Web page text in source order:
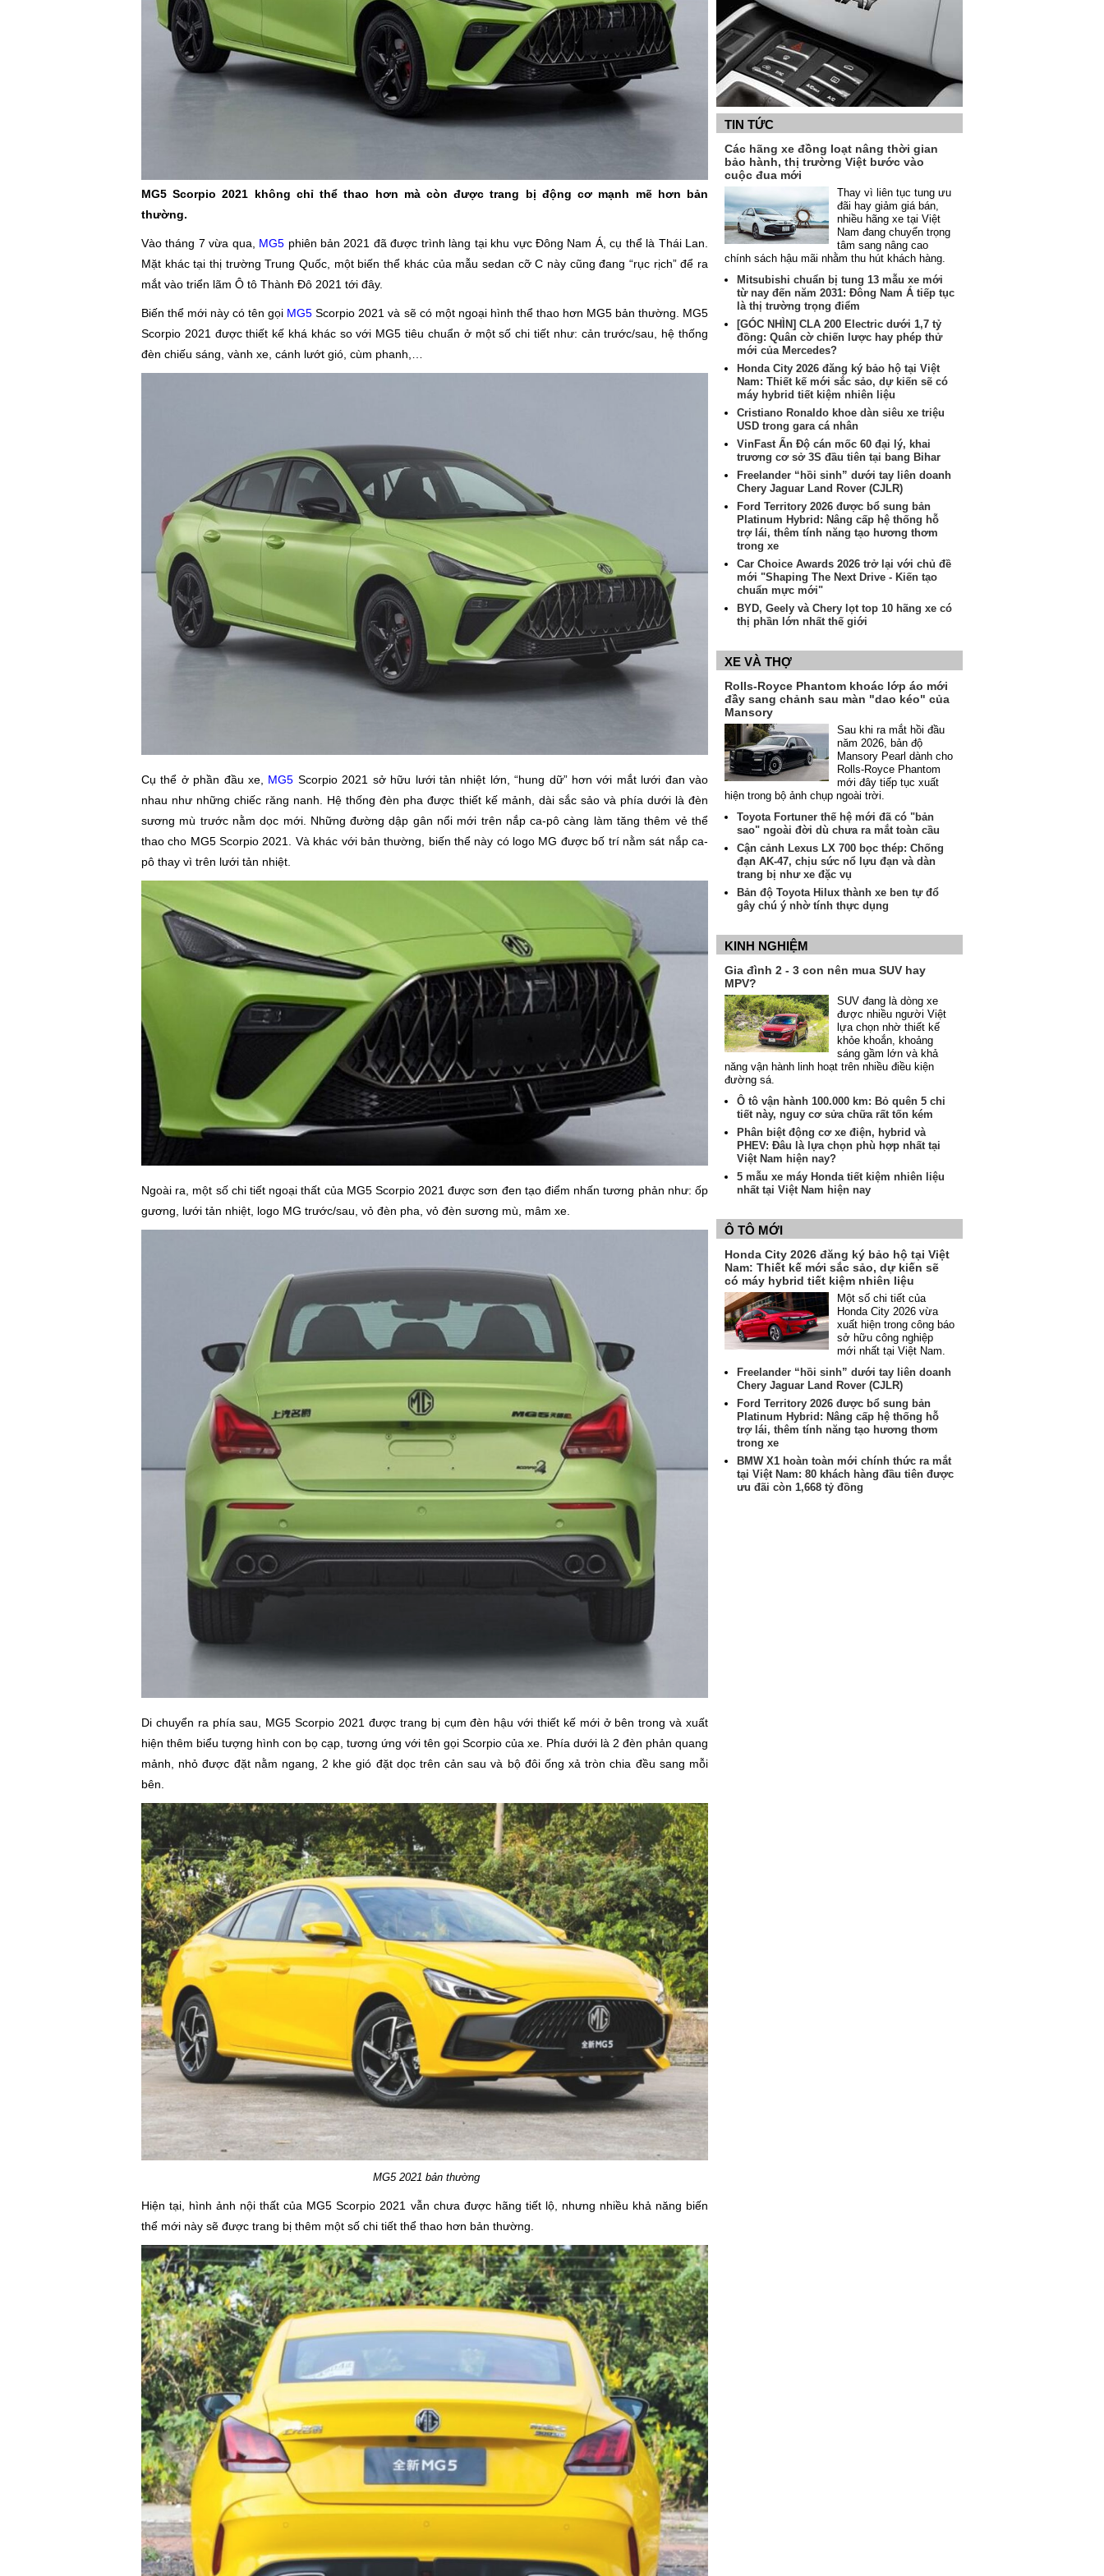
MG5 Scorpio 2021 không chỉ thể thao hơn mà còn được trang bị động cơ mạnh mẽ hơn bản
thường.
Vào tháng 7 vừa qua, MG5 phiên bản 2021 đã được trình làng tại khu vực Đông Nam Á, cụ thể là Thái Lan.
Mặt khác tại thị trường Trung Quốc, một biến thể khác của mẫu sedan cỡ C này cũng đang “rục rịch” để ra
mắt vào triển lãm Ô tô Thành Đô 2021 tới đây.
Biến thể mới này có tên gọi MG5 Scorpio 2021 và sẽ có một ngoại hình thể thao hơn MG5 bản thường. MG5
Scorpio 2021 được thiết kế khá khác so với MG5 tiêu chuẩn ở một số chi tiết như: cản trước/sau, hệ thống
đèn chiếu sáng, vành xe, cánh lướt gió, cùm phanh,…
Cụ thể ở phần đầu xe, MG5 Scorpio 2021 sở hữu lưới tản nhiệt lớn, “hung dữ” hơn với mắt lưới đan vào
nhau như những chiếc răng nanh. Hệ thống đèn pha được thiết kế mảnh, dài sắc sảo và phía dưới là đèn
sương mù trước nằm dọc mới. Những đường dập gân nổi mới trên nắp ca-pô càng làm tăng thêm vẻ thể
thao cho MG5 Scorpio 2021. Và khác với bản thường, biến thể này có logo MG được bố trí nằm sát nắp ca-
pô thay vì trên lưới tản nhiệt.
Ngoài ra, một số chi tiết ngoại thất của MG5 Scorpio 2021 được sơn đen tạo điểm nhấn tương phản như: ốp
gương, lưới tản nhiệt, logo MG trước/sau, vỏ đèn pha, vỏ đèn sương mù, mâm xe.
Di chuyển ra phía sau, MG5 Scorpio 2021 được trang bị cụm đèn hậu với thiết kế mới ở bên trong và xuất
hiện thêm biểu tượng hình con bọ cạp, tương ứng với tên gọi Scorpio của xe. Phía dưới là 2 đèn phản quang
mảnh, nhỏ được đặt nằm ngang, 2 khe gió đặt dọc trên cản sau và bộ đôi ống xả tròn chia đều sang mỗi
bên.
MG5 2021 bản thường
Hiện tại, hình ảnh nội thất của MG5 Scorpio 2021 vẫn chưa được hãng tiết lộ, nhưng nhiều khả năng biến
thể mới này sẽ được trang bị thêm một số chi tiết thể thao hơn bản thường.
TIN TỨC
Các hãng xe đồng loạt nâng thời gian
bảo hành, thị trường Việt bước vào
cuộc đua mới
Thay vì liên tục tung ưu
đãi hay giảm giá bán,
nhiều hãng xe tại Việt
Nam đang chuyển trọng
tâm sang nâng cao
chính sách hậu mãi nhằm thu hút khách hàng.
Mitsubishi chuẩn bị tung 13 mẫu xe mới
từ nay đến năm 2031: Đông Nam Á tiếp tục
là thị trường trọng điểm
[GÓC NHÌN] CLA 200 Electric dưới 1,7 tỷ
đồng: Quân cờ chiến lược hay phép thử
mới của Mercedes?
Honda City 2026 đăng ký bảo hộ tại Việt
Nam: Thiết kế mới sắc sảo, dự kiến sẽ có
máy hybrid tiết kiệm nhiên liệu
Cristiano Ronaldo khoe dàn siêu xe triệu
USD trong gara cá nhân
VinFast Ấn Độ cán mốc 60 đại lý, khai
trương cơ sở 3S đầu tiên tại bang Bihar
Freelander “hồi sinh” dưới tay liên doanh
Chery Jaguar Land Rover (CJLR)
Ford Territory 2026 được bổ sung bản
Platinum Hybrid: Nâng cấp hệ thống hỗ
trợ lái, thêm tính năng tạo hương thơm
trong xe
Car Choice Awards 2026 trở lại với chủ đề
mới "Shaping The Next Drive - Kiến tạo
chuẩn mực mới"
BYD, Geely và Chery lọt top 10 hãng xe có
thị phần lớn nhất thế giới
XE VÀ THỢ
Rolls-Royce Phantom khoác lớp áo mới
đầy sang chảnh sau màn "dao kéo" của
Mansory
Sau khi ra mắt hồi đầu
năm 2026, bản độ
Mansory Pearl dành cho
Rolls-Royce Phantom
mới đây tiếp tục xuất
hiện trong bộ ảnh chụp ngoài trời.
Toyota Fortuner thế hệ mới đã có "bản
sao" ngoài đời dù chưa ra mắt toàn cầu
Cận cảnh Lexus LX 700 bọc thép: Chống
đạn AK-47, chịu sức nổ lựu đạn và dàn
trang bị như xe đặc vụ
Bản độ Toyota Hilux thành xe ben tự đổ
gây chú ý nhờ tính thực dụng
KINH NGHIỆM
Gia đình 2 - 3 con nên mua SUV hay
MPV?
SUV đang là dòng xe
được nhiều người Việt
lựa chọn nhờ thiết kế
khỏe khoắn, khoảng
sáng gầm lớn và khả
năng vận hành linh hoạt trên nhiều điều kiện
đường sá.
Ô tô vận hành 100.000 km: Bỏ quên 5 chi
tiết này, nguy cơ sửa chữa rất tốn kém
Phân biệt động cơ xe điện, hybrid và
PHEV: Đâu là lựa chọn phù hợp nhất tại
Việt Nam hiện nay?
5 mẫu xe máy Honda tiết kiệm nhiên liệu
nhất tại Việt Nam hiện nay
Ô TÔ MỚI
Honda City 2026 đăng ký bảo hộ tại Việt
Nam: Thiết kế mới sắc sảo, dự kiến sẽ
có máy hybrid tiết kiệm nhiên liệu
Một số chi tiết của
Honda City 2026 vừa
xuất hiện trong công báo
sở hữu công nghiệp
mới nhất tại Việt Nam.
Freelander “hồi sinh” dưới tay liên doanh
Chery Jaguar Land Rover (CJLR)
Ford Territory 2026 được bổ sung bản
Platinum Hybrid: Nâng cấp hệ thống hỗ
trợ lái, thêm tính năng tạo hương thơm
trong xe
BMW X1 hoàn toàn mới chính thức ra mắt
tại Việt Nam: 80 khách hàng đầu tiên được
ưu đãi còn 1,668 tỷ đồng